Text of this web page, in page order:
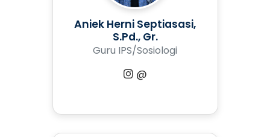
Aniek Herni Septiasasi,
S.Pd., Gr.
Guru IPS/Sosiologi
@